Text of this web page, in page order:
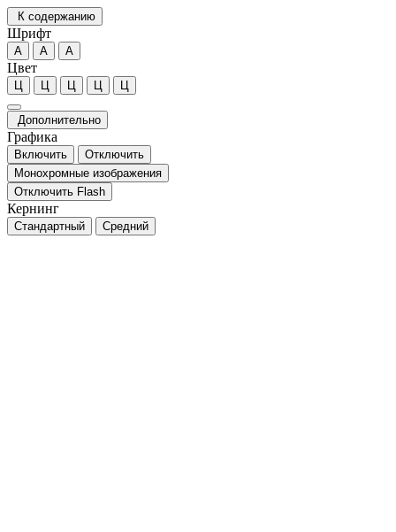
К содержанию
Шрифт
А А А
Цвет
Ц Ц Ц Ц Ц
Дополнительно
Графика
Включить
Отключить
Монохромные изображения
Отключить Flash
Кернинг
Стандартный Средний